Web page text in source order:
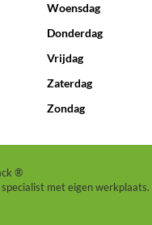
Woensdag
Donderdag
Vrijdag
Zaterdag
Zondag
®
met eigen werkplaats.